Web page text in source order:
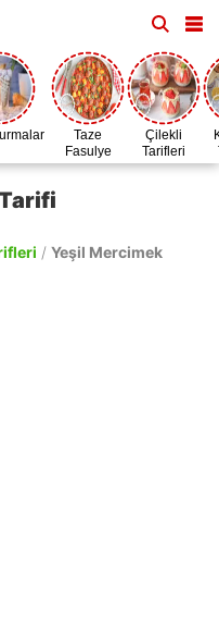
Taze
Fasulye
Zamanı
Çilekli
Tarifleri
/ Yeşil Mercimek